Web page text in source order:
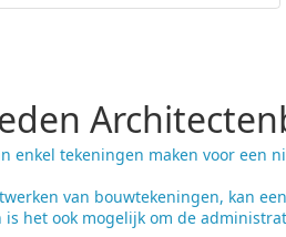
enkel tekeningen maken voor een
van bouwtekeningen, kan
het ook mogelijk om de